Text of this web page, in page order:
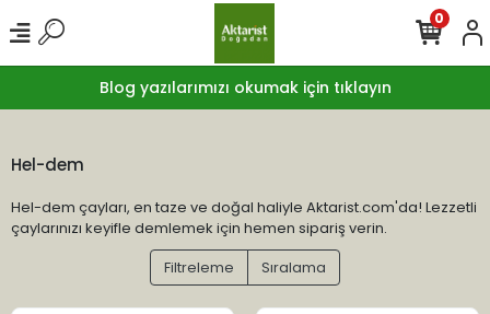
Blog yazılarımızı okumak için tıklayın
0
Hel-dem
Hel-dem çayları, en taze ve doğal haliyle Aktarist.com'da! Lezzetli
çaylarınızı keyifle demlemek için hemen sipariş verin.
Filtreleme
Sıralama